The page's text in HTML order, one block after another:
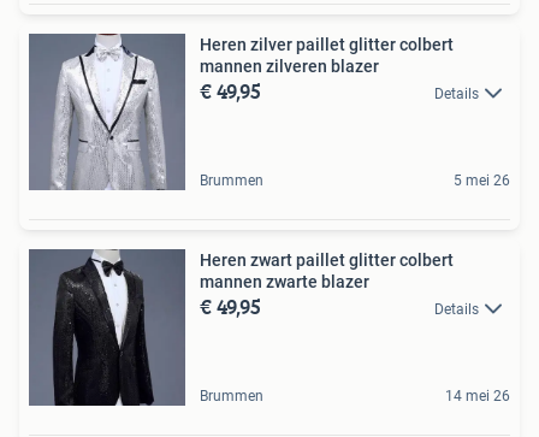
Heren zilver paillet glitter colbert
mannen zilveren blazer
€ 49,95 Details
Brummen 5 mei 26
Heren zwart paillet glitter colbert
mannen zwarte blazer
€ 49,95 Details
Brummen 14 mei 26